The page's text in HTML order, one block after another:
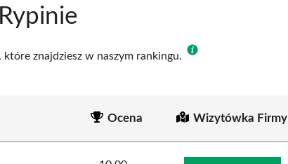
znajdziesz w naszym rankingu.
Ocena Wizytówka Firmy